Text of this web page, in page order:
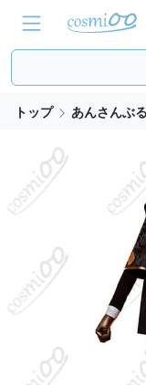
トップ あんさんぶ